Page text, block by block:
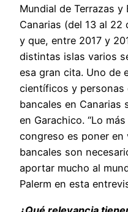
Mundial de Terrazas y
Canarias (del 13 al
y que, entre 2017 y
distintas islas varios
esa gran cita. Uno de
científicos y personas
bancales en Canarias
en Garachico. “Lo
congreso es poner en
bancales son
aportar mucho al
Palerm en esta